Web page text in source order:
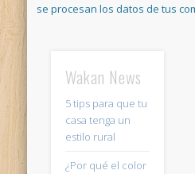
se procesan los datos de tus
Wakan News
5 tips para que tu
casa tenga un
estilo rural
¿Por qué el color